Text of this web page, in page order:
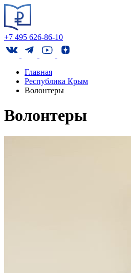
+7 495 626-86-10
Главная
Республика Крым
Волонтеры
Волонтеры